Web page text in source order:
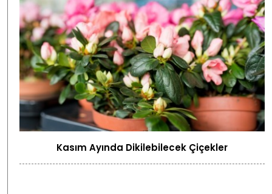
Kasım Ayında Dikilebilecek Çiçekler